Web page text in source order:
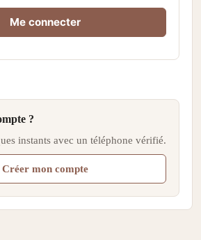
Me connecter
?
instants avec un téléphone vérifié.
Créer mon compte